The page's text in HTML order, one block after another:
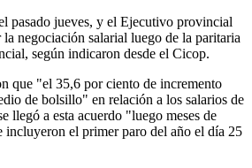
pasado jueves, y el Ejecutivo provincial
negociación salarial luego de la paritaria
según indicaron desde el Cicop.
que "el 35,6 por ciento de incremento
de bolsillo" en relación a los salarios de
llegó a esta acuerdo "luego meses de
incluyeron el primer paro del año el día 25